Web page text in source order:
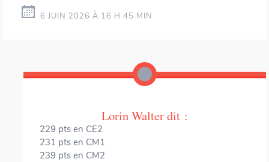
6 JUIN 2026 À 16 H 45 MIN
Lorin Walterdit :
229 pts en CE2
231 pts en CM1
239 pts en CM2